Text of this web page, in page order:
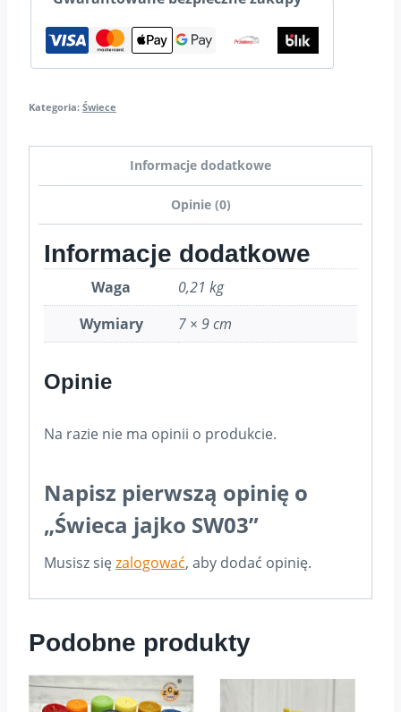
Kategoria: Świece
Informacje dodatkowe
Opinie (0)
Informacje dodatkowe
Waga
0,21 kg
Wymiary
7 × 9 cm
Opinie
Na razie nie ma opinii o produkcie.
Napisz pierwszą opinię o
„Świeca jajko SW03”
Musisz sięzalogować, aby dodać opinię.
Podobne produkty